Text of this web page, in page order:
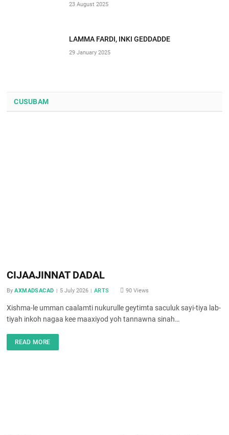
23 August 2025
LAMMA FARDI, INKI GEDDADDE
29 January 2025
CUSUBAM
CIJAAJINNAT DADAL
By AXMADSACAD 5 July 2026 ARTS 90 Views
Xishma-le umman caalamti nukurulle geytimta saculuk sayi-tiya lab-
tiyah inkoh nagaa kee maaxiyod yoh tannawna sinah…
READ MORE